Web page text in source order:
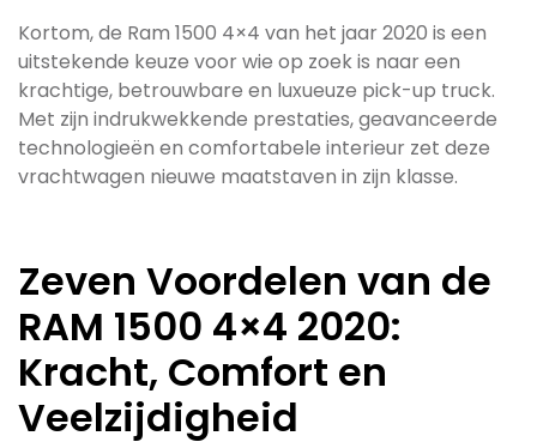
Kortom, de Ram 1500 4×4 van het jaar 2020 is een
uitstekende keuze voor wie op zoek is naar een
krachtige, betrouwbare en luxueuze pick-up truck.
Met zijn indrukwekkende prestaties, geavanceerde
technologieën en comfortabele interieur zet deze
vrachtwagen nieuwe maatstaven in zijn klasse.
Zeven Voordelen van de
RAM 1500 4×4 2020:
Kracht, Comfort en
Veelzijdigheid